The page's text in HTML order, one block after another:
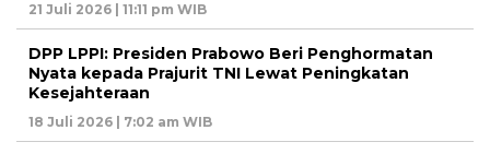
21 Juli 2026 | 11:11 pm WIB
DPP LPPI: Presiden Prabowo Beri Penghormatan
Nyata kepada Prajurit TNI Lewat Peningkatan
Kesejahteraan
18 Juli 2026 | 7:02 am WIB